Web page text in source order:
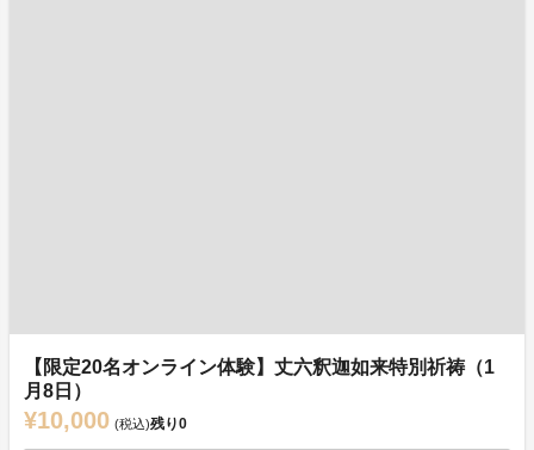
【限定20名オンライン体験】丈六釈迦如来特別祈祷（1
月8日）
¥10,000 (税込)残り0